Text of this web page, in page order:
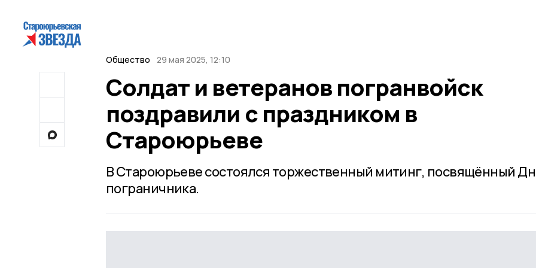
Общество 29 мая 2025, 12:10
Солдат и ветеранов погранвойск
поздравили с праздником в
Староюрьеве
В Староюрьеве состоялся торжественный митинг, посвящённый
пограничника.